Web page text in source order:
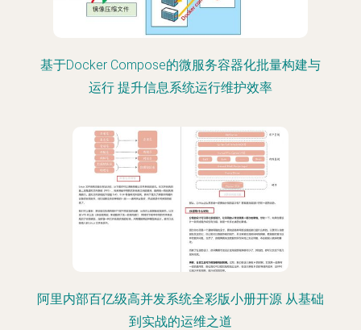
基于Docker Compose的微服务容器化批量构建与
运行 提升信息系统运行维护效率
阿里内部百亿级高并发系统全彩版小册开源 从基础
到实战的运维之道